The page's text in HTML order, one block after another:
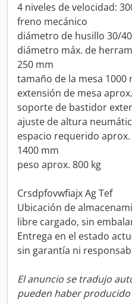
4 niveles de velocidad:
freno mecánico
diámetro de husillo 30/
diámetro máx. de
250 mm
tamaño de la mesa 1000
extensión de mesa
soporte de bastidor
ajuste de altura
espacio requerido
1400 mm
peso aprox. 800 kg
Crsdpfovwfiajx Ag Tef
Ubicación de
libre cargado, sin
Entrega en el estado
sin garantía ni
El anuncio se tradujo
pueden haber